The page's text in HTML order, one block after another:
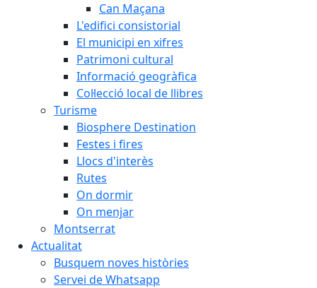
Can Maçana
L'edifici consistorial
El municipi en xifres
Patrimoni cultural
Informació geogràfica
Col·lecció local de llibres
Turisme
Biosphere Destination
Festes i fires
Llocs d'interès
Rutes
On dormir
On menjar
Montserrat
Actualitat
Busquem noves històries
Servei de Whatsapp